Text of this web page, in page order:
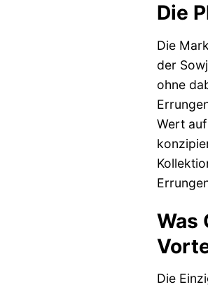
Die
Die
der
ohne
Wert
Was
Die